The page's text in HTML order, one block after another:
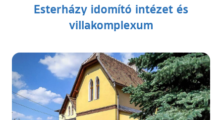
Esterházy idomító intézet és
villakomplexum